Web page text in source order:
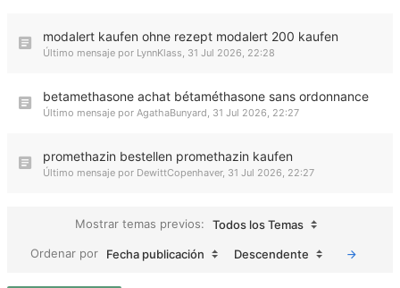
modalert kaufen ohne rezept modalert 200 kaufen
Último mensaje por LynnKlass, 31 Jul 2026, 22:28
betamethasone achat bétaméthasone sans ordonnance
Último mensaje por AgathaBunyard, 31 Jul 2026, 22:27
promethazin bestellen promethazin kaufen
Último mensaje por DewittCopenhaver, 31 Jul 2026, 22:27
Mostrar temas previos:
Todos los Temas
Ordenar por
Fecha publicación Descendente